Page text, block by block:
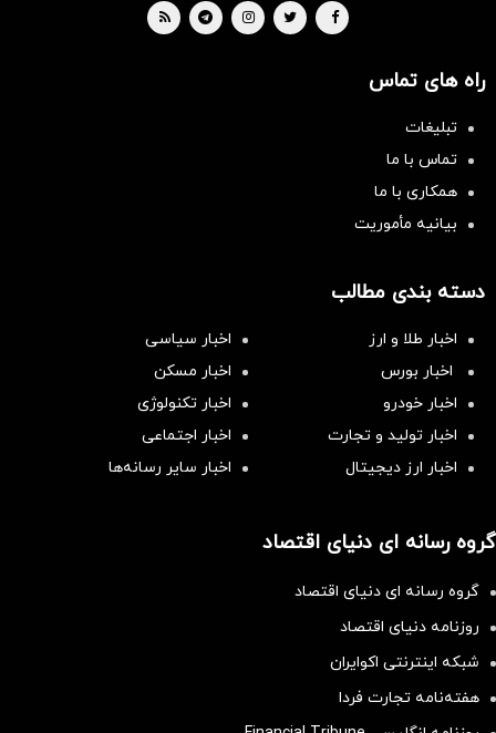
راه های تماس
تبلیغات
تماس با ما
همکاری با ما
بیانیه مأموریت
دسته بندی مطالب
اخبار طلا و ارز
اخبار سیاسی
اخبار بورس
اخبار مسکن
اخبار خودرو
اخبار تکنولوژی
اخبار تولید و تجارت
اخبار اجتماعی
اخبار ارز دیجیتال
اخبار سایر رسانه‌‌ها
گروه رسانه ای دنیای اقتصاد
گروه رسانه ای دنیای اقتصاد
روزنامه دنیای اقتصاد
شبکه اینترنتی اکوایران
هفته‌نامه تجارت فردا